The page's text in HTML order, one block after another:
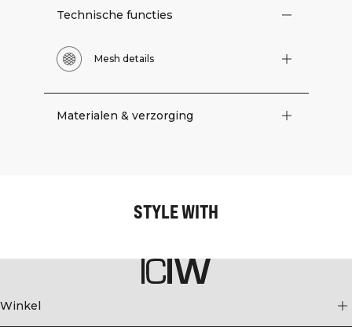
Technische functies
Mesh details
Materialen & verzorging
STYLE WITH
Winkel